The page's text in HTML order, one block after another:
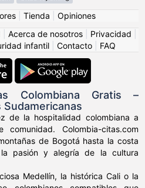
Tienda
Opiniones
Acerca de nosotros Privacidad
infantil Contacto FAQ
Colombiana Gratis –
de la hospitalidad colombiana a
Colombia-citas.com
de Bogotá hasta la costa
pasión y alegría de la cultura
Medellín, la histórica Cali o la